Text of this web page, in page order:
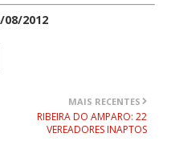
2012
MAIS RECENTES
RIBEIRA DO AMPARO: 22
VEREADORES INAPTOS